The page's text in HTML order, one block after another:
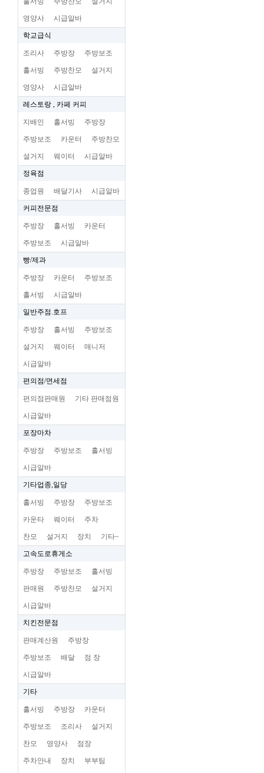
영양사 시급알바
학교급식
조리사 주방장 주방보조
홀서빙 주방찬모 설거지
영양사 시급알바
레스토랑 , 카페 커피
지배인 홀서빙 주방장
주방보조 카운터 주방찬모
설거지 웨이터 시급알바
정육점
종업원 배달기사 시급알바
커피전문점
주방장 홀서빙 카운터
주방보조 시급알바
빵/제과
주방장 카운터 주방보조
홀서빙 시급알바
일반주점.호프
주방장 홀서빙 주방보조
설거지 웨이터 매니저
시급알바
편의점/면세점
편의점판매원 기타 판매점원
시급알바
포장마차
주방장 주방보조 홀서빙
시급알바
기타업종,일당
홀서빙 주방장 주방보조
카운타 웨이터 주차
찬모 설거지 장치 기타~
고속도로휴게소
주방장 주방보조 홀서빙
판매원 주방찬모 설거지
시급알바
치킨전문점
판매계산원 주방장
주방보조 배달 점 장
시급알바
기타
홀서빙 주방장 카운터
주방보조 조리사 설거지
찬모 영양사 점장
주차안내 장치 부부팀